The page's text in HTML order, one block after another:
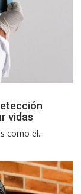
vidas
como el...